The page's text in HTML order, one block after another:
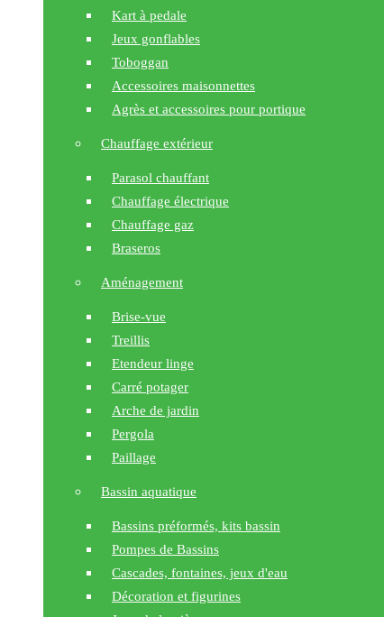
Kart à pedale
Jeux gonflables
Toboggan
Accessoires maisonnettes
Agrès et accessoires pour portique
Chauffage extérieur
Parasol chauffant
Chauffage électrique
Chauffage gaz
Braseros
Aménagement
Brise-vue
Treillis
Etendeur linge
Carré potager
Arche de jardin
Pergola
Paillage
Bassin aquatique
Bassins préformés, kits bassin
Pompes de Bassins
Cascades, fontaines, jeux d'eau
Décoration et figurines